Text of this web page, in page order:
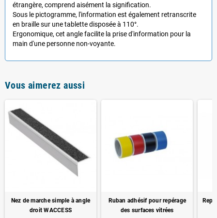
étrangère, comprend aisément la signification.
Sous le pictogramme, l'information est également retranscrite
en braille sur une tablette disposée à 110°.
Ergonomique, cet angle facilite la prise d'information pour la
main d'une personne non-voyante.
Vous aimerez aussi
Nez de marche simple à angle
droit WACCESS
Ruban adhésif pour repérage
des surfaces vitrées